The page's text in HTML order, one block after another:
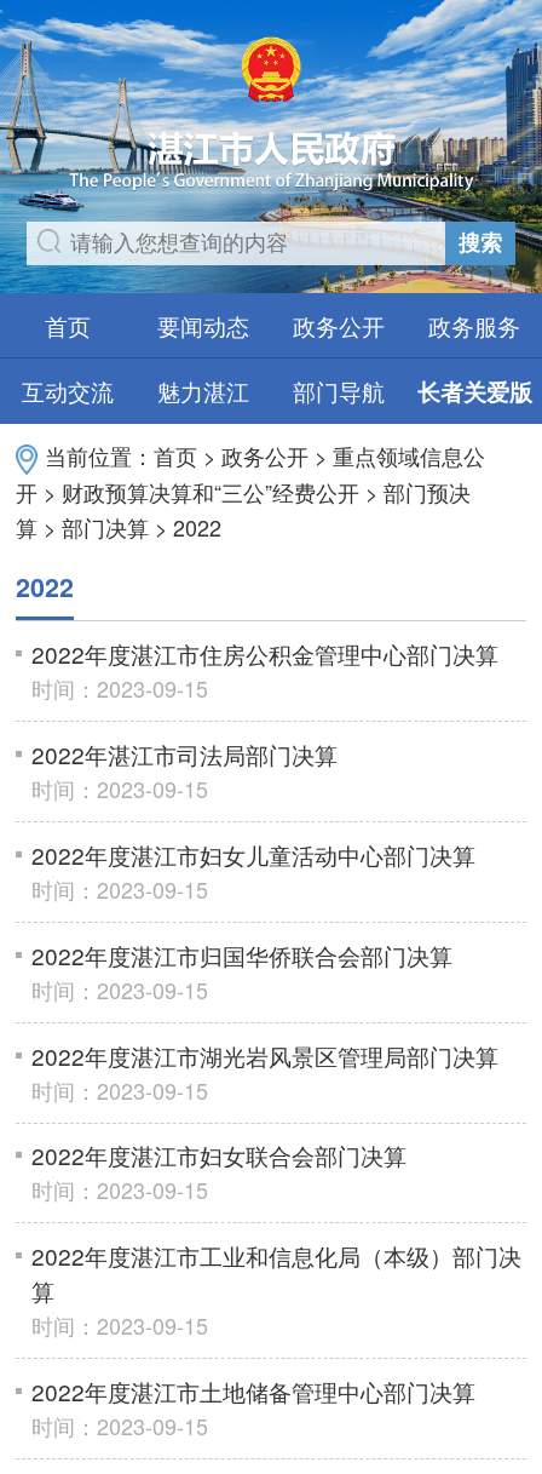
搜索
首页 要闻动态 政务公开
政务服务
互动交流
魅力湛江 部门导航 长者关爱版
当前位置：首页 >政务公开 >重点领域信息公
开 > 财政预算决算和“三公”经费公开 >部门预决
算 >部门决算 >2022
2022
2022年度湛江市住房公积金管理中心部门决算
时间：2023-09-15
2022年湛江市司法局部门决算
时间：2023-09-15
2022年度湛江市妇女儿童活动中心部门决算
时间：2023-09-15
2022年度湛江市归国华侨联合会部门决算
时间：2023-09-15
2022年度湛江市湖光岩风景区管理局部门决算
时间：2023-09-15
2022年度湛江市妇女联合会部门决算
时间：2023-09-15
2022年度湛江市工业和信息化局（本级）部门决
算
时间：2023-09-15
2022年度湛江市土地储备管理中心部门决算
时间：2023-09-15